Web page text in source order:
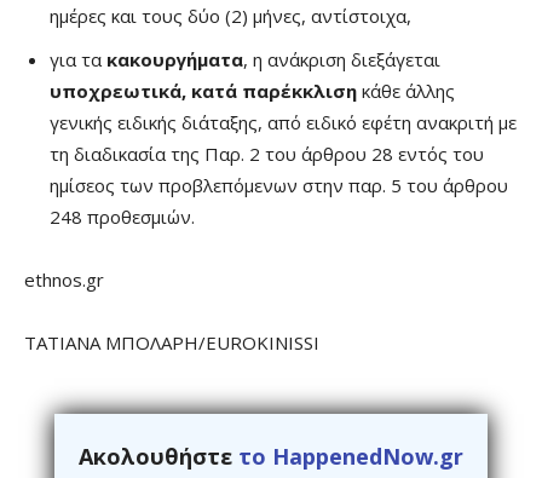
ημέρες και τους δύο (2) μήνες, αντίστοιχα,
για τα κακουργήματα, η ανάκριση διεξάγεται
υποχρεωτικά, κατά παρέκκλιση κάθε άλλης
γενικής ειδικής διάταξης, από ειδικό εφέτη ανακριτή με
τη διαδικασία της Παρ. 2 του άρθρου 28 εντός του
ημίσεος των προβλεπόμενων στην παρ. 5 του άρθρου
248 προθεσμιών.
ethnos.gr
ΤΑΤΙΑΝΑ ΜΠΟΛΑΡΗ/EUROKINISSI
Ακολουθήστε το HappenedNow.gr